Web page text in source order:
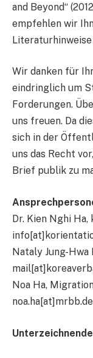
and Beyond“
empfehlen wir
Wir danken für
eindringlich um
Forderungen.
uns freuen. Da
sich in der
uns das Recht
Brief publik zu
Dr. Kien Nghi Ha,
Nataly Jung-Hwa
Noa Ha,
noa.ha[at]mrbb.de